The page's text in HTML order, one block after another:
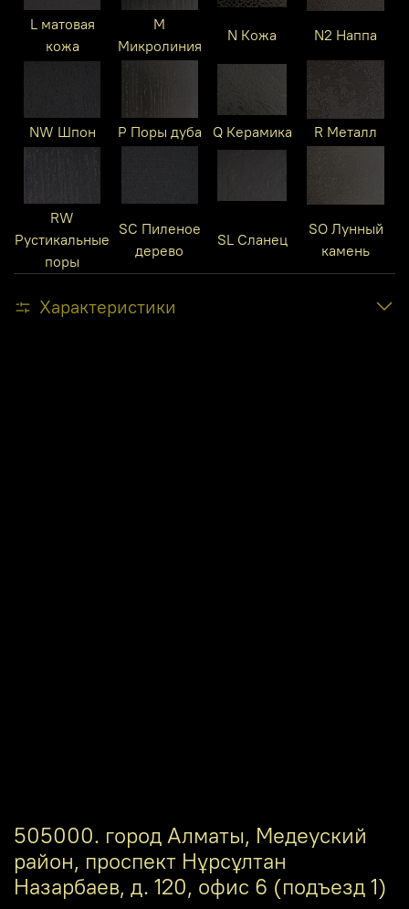
L матовая
кожа
M
Микролиния
N Кожа N2 Наппа
NW Шпон P Поры дуба Q Керамика R Металл
RW
Рустикальные
поры
SC Пиленое
дерево
SL Сланец
SO Лунный
камень
Характеристики
505000. город Алматы, Медеуский
район, проспект Нұрсұлтан
Назарбаев, д. 120, офис 6 (подъезд 1)